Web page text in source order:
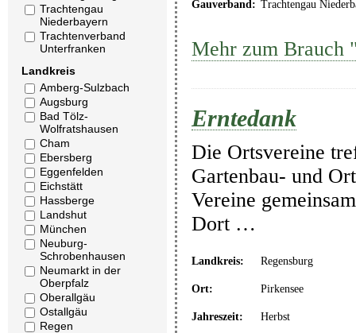
Trachtengau
Niederbayern
Trachtenverband
Unterfranken
Landkreis
Amberg-Sulzbach
Augsburg
Bad Tölz-
Wolfratshausen
Cham
Ebersberg
Eggenfelden
Eichstätt
Hassberge
Landshut
München
Neuburg-
Schrobenhausen
Neumarkt in der
Oberpfalz
Oberallgäu
Ostallgäu
Regen
Gauverband: Trachtengau
Mehr zum Brauch
Erntedank
Die Ortsvereine
Gartenbau- und
Vereine
Dort …
Landkreis: Regensburg
Ort: Pirkensee
Jahreszeit: Herbst